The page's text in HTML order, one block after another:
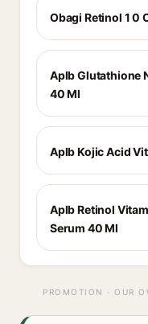
Obagi Retinol 1 0
Aplb Glutathione
40 Ml
Aplb Kojic Acid
Aplb Retinol
Serum 40 Ml
PROMOTION · OUR